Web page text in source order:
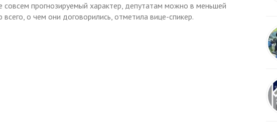
совсем прогнозируемый характер, депутатам можно в меньшей
всего, о чем они договорились, отметила вице-спикер.